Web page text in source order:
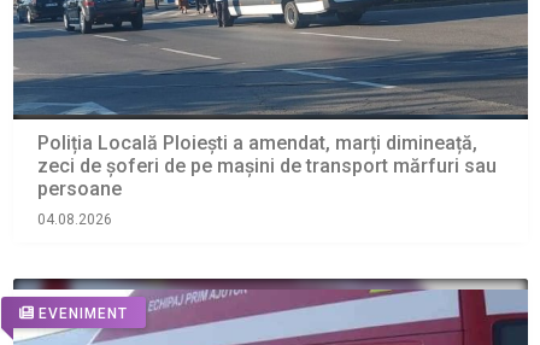
Poliția Locală Ploiești a amendat, marți dimineață,
zeci de șoferi de pe mașini de transport mărfuri sau
persoane
04.08.2026
EVENIMENT